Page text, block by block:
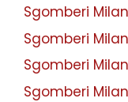
Sgomberi
Sgomberi
Sgomberi
Sgomberi